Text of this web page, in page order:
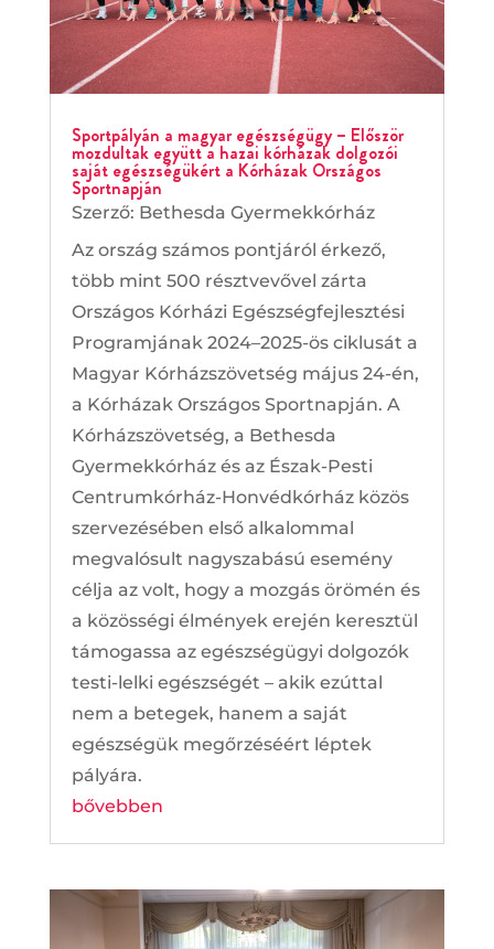
Sportpályán a magyar egészségügy – Először
mozdultak együtt a hazai kórházak dolgozói
saját egészségükért a Kórházak Országos
Sportnapján
Szerző: Bethesda Gyermekkórház
Az ország számos pontjáról érkező,
több mint 500 résztvevővel zárta
Országos Kórházi Egészségfejlesztési
Programjának 2024–2025-ös ciklusát a
Magyar Kórházszövetség május 24-én,
a Kórházak Országos Sportnapján. A
Kórházszövetség, a Bethesda
Gyermekkórház és az Észak-Pesti
Centrumkórház-Honvédkórház közös
szervezésében első alkalommal
megvalósult nagyszabású esemény
célja az volt, hogy a mozgás örömén és
a közösségi élmények erején keresztül
támogassa az egészségügyi dolgozók
testi-lelki egészségét – akik ezúttal
nem a betegek, hanem a saját
egészségük megőrzéséért léptek
pályára.
bővebben